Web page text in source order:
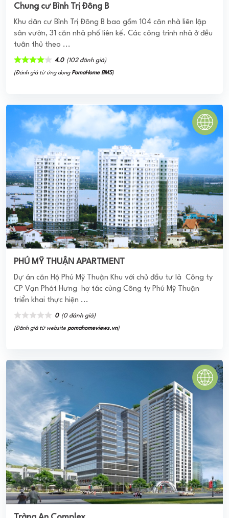
(Đánh giá từ websitepomahomeviews.vn
CÁT TƯỜNG PHÚ SINH
Dự Án Cát Tường Phú Sinh Eco City hình thành một miền
đất sống xanh, mang lại nơi an cư an lành cho mọi cư dân
giữa không gian thiên nhiên ...
0 (0 đánh giá)
(Đánh giá từ website pomahomeviews.vn)
Chung cư Bình Quới 2
Tọa lạc tại số 778 Xô Viết Nghệ Tĩnh, phường 25, quận
Bình Thạnh, TP.HCM. Dự án SGCC Bình Quới 2 là dự án cư
dân, có các dịch vụ tiện ...
3.6 (57 đánh giá)
(Đánh giá từ ứng dụngPomaHome BMS